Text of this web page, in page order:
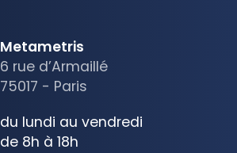
Metametris
6 rue d’Armaillé
75017 - Paris
du lundi au vendredi
de 8h à 18h